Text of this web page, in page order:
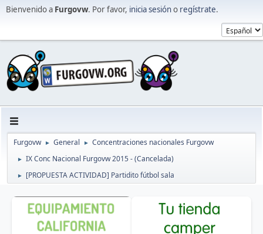
Bienvenido a Furgovw. Por favor, inicia sesióno regístrate.
Furgovw ► General ► Concentraciones nacionales Furgovw
► IX Conc Nacional Furgovw 2015 - (Cancelada)
► [PROPUESTA ACTIVIDAD] Partidito fútbol sala